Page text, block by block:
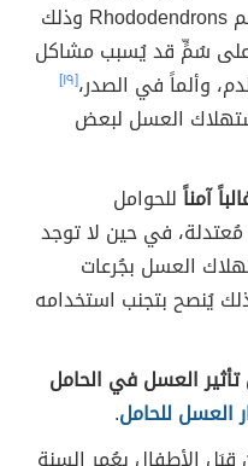
شجر الورد والذي يُعرف علمياً باسم Rhododendrons وذلك
على سُمٍّ قد يُسبب مشاكل
وألماً في الصدر،[١٩]
العسل لبعض
آمناًللحوامل
مُعتدلة، في حين لا توجد
العسل بجُرعات
يُنصح بتجنب استخدامه
العسل في الحامل
العسل للحامل.